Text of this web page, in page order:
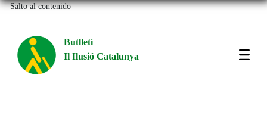
Salto al contenido
Butlletí
Il Ilusió Catalunya